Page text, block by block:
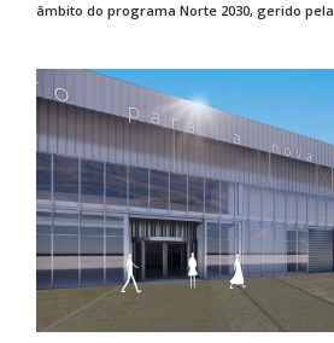
âmbito do programa Norte 2030, gerido pela